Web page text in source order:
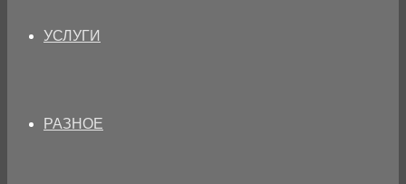
УСЛУГИ
РАЗНОЕ